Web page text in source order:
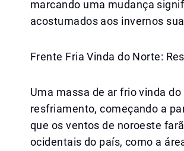
marcando uma mudança
acostumados aos invernos
Frente Fria Vinda do Norte:
Uma massa de ar frio vinda
resfriamento, começando a
que os ventos de noroeste
ocidentais do país, como a